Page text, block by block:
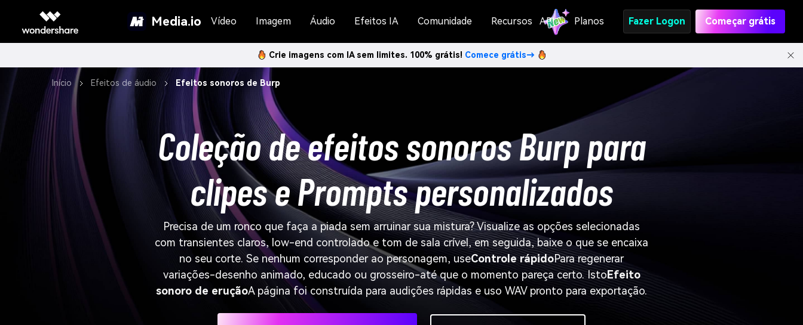
Media.io Vídeo Imagem Áudio Efeitos IA Comunidade Recursos API Planos Fazer Logon Começar grátis
Crie imagens com IA sem limites. 100% grátis! Comece grátis→
Início Efeitos de áudio Efeitos sonoros de Burp
Coleção de efeitos sonoros Burp para
clipes e Prompts personalizados
Precisa de um ronco que faça a piada sem arruinar sua mistura? Visualize as opções selecionadas
com transientes claros, low-end controlado e tom de sala crível, em seguida, baixe o que se encaixa
no seu corte. Se nenhum corresponder ao personagem, useControle rápidoPara regenerar
variações-desenho animado, educado ou grosseiro-até que o momento pareça certo. IstoEfeito
sonoro de eruçãoA página foi construída para audições rápidas e uso WAV pronto para exportação.